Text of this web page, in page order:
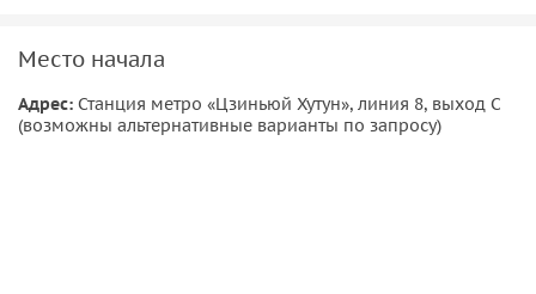
дворцовой жизни.
Место начала
Адрес: Станция метро «Цзиньюй Хутун», линия 8, выход С
(возможны альтернативные варианты по запросу)